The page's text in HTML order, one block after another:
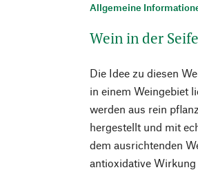
Allgemeine
Wein in der Seife
Die Idee zu diesen
in einem Weingebiet
werden aus rein
hergestellt und mit
dem ausrichtenden
antioxidative